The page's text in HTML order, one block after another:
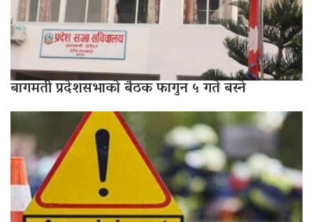
बागमती प्रदेशसभाको बैठक फागुन ५ गते बस्ने